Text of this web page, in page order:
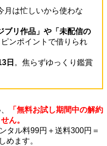
月は忙しいから使わな
ブリ作品」や「未配信の
ンポイントで借りられ
日 。焦らずゆっくり鑑賞
「無料お試し期間中の解約
ん。
タル料99円＋送料300円＝
めます。